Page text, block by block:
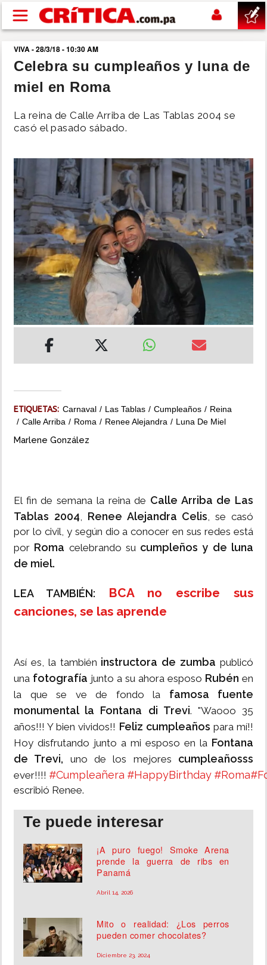
Pasar al contenido principal
buscar
SUCESOS
NACIONAL
SHOW
DEPORTES
MUNDO
INSÓLITAS
MULTIMEDIA
VIVA - 28/3/18 - 10:30 AM
Celebra su cumpleaños y luna de
miel en Roma
La reina de Calle Arriba de Las Tablas 2004 se
casó el pasado sábado.
ETIQUETAS: Carnaval Las Tablas Cumpleaños
Reina
Calle Arriba
Roma Renee Alejandra Luna De Miel
Marlene González
El fin de semana la reina de Calle Arriba de Las
Tablas 2004, Renee Alejandra Celis, se casó
por lo civil, y según dio a conocer en sus redes está
por Roma celebrando su cumpleños y de luna
de miel.
LEA TAMBIÉN:
BCA no escribe sus
canciones, se las aprende
Así es, la también instructora de zumba publicó
una fotografía junto a su ahora esposo Rubén en
la que se ve de fondo la famosa
fuente
monumental la Fontana di Trevi. "Waooo 35
años!!! Y bien vividos!! Feliz cumpleaños para mí!!
Hoy disfrutando junto a mi esposo en la Fontana
de Trevi, uno de los mejores cumpleañosss
ever!!!! #Cumpleañera #HappyBirthday #Roma
escribió Renee.
Te puede interesar
¡A puro fuego! Smoke Arena
prende la guerra de ribs en
Panamá
Abril 14, 2026
Mito o realidad: ¿Los perros
pueden comer chocolates?
Diciembre 23, 2024